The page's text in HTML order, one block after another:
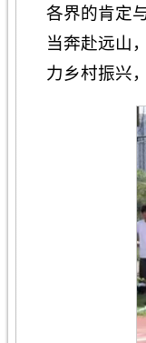
各界的肯定
当奔赴远山
力乡村振兴